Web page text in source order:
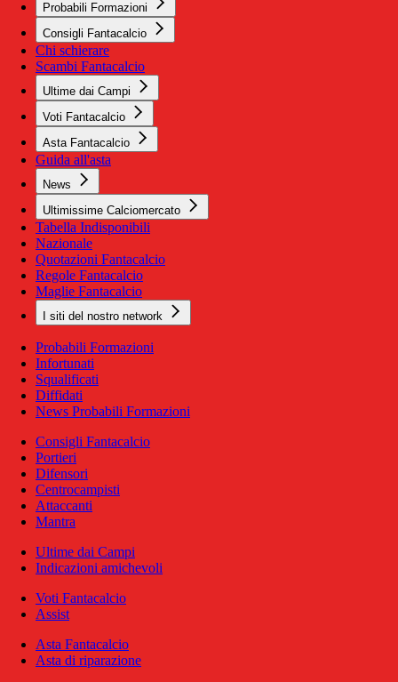
Probabili Formazioni
Consigli Fantacalcio
Chi schierare
Scambi Fantacalcio
Ultime dai Campi
Voti Fantacalcio
Asta Fantacalcio
Guida all'asta
News
Ultimissime Calciomercato
Tabella Indisponibili
Nazionale
Quotazioni Fantacalcio
Regole Fantacalcio
Maglie Fantacalcio
I siti del nostro network
Probabili Formazioni
Infortunati
Squalificati
Diffidati
News Probabili Formazioni
Consigli Fantacalcio
Portieri
Difensori
Centrocampisti
Attaccanti
Mantra
Ultime dai Campi
Indicazioni amichevoli
Voti Fantacalcio
Assist
Asta Fantacalcio
Asta di riparazione